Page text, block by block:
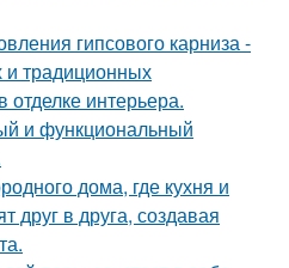
гипсового карниза -
и традиционных
интерьера.
и функциональный
дома, где кухня и
друг в друга, создавая